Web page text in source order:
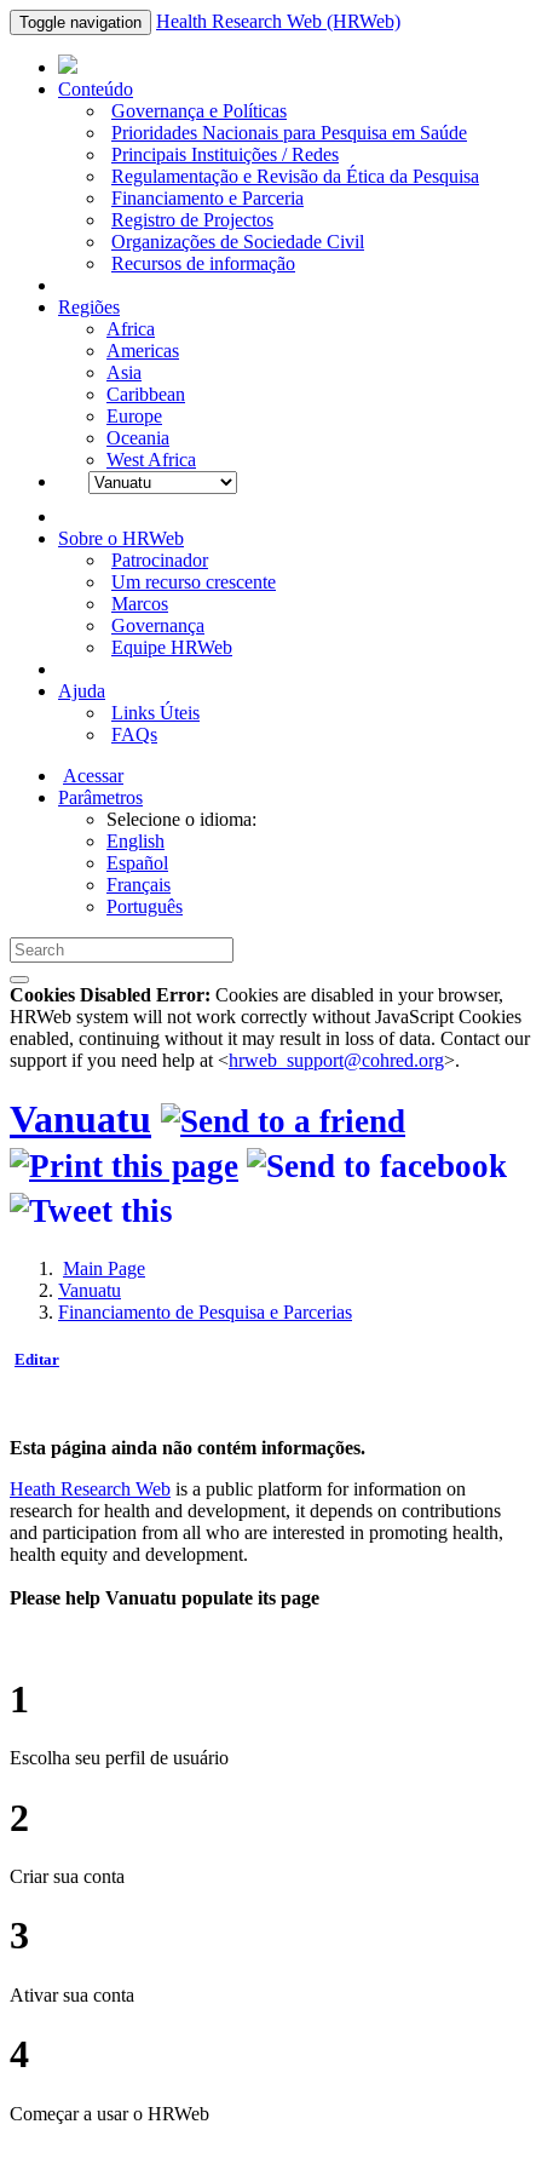
Toggle navigation Health Research Web (HRWeb)
Conteúdo
Governança e Políticas
Prioridades Nacionais para Pesquisa em Saúde
Principais Instituições / Redes
Regulamentação e Revisão da Ética da Pesquisa
Financiamento e Parceria
Registro de Projectos
Organizações de Sociedade Civil
Recursos de informação
Regiões
Africa
Americas
Asia
Caribbean
Europe
Oceania
West Africa
Sobre o HRWeb
Patrocinador
Um recurso crescente
Marcos
Governança
Equipe HRWeb
Ajuda
Links Úteis
FAQs
Acessar
Parâmetros
Selecione o idioma:
English
Español
Français
Português
Cookies Disabled Error: Cookies are disabled in your browser,
HRWeb system will not work correctly without JavaScript Cookies
enabled, continuing without it may result in loss of data. Contact our
support if you need help at <hrweb_support@cohred.org>.
Vanuatu
Main Page
Vanuatu
Financiamento de Pesquisa e Parcerias
Editar
Esta página ainda não contém informações.
Heath Research Web is a public platform for information on
research for health and development, it depends on contributions
and participation from all who are interested in promoting health,
health equity and development.
Please help Vanuatu populate its page
1
Escolha seu perfil de usuário
2
Criar sua conta
3
Ativar sua conta
4
Começar a usar o HRWeb